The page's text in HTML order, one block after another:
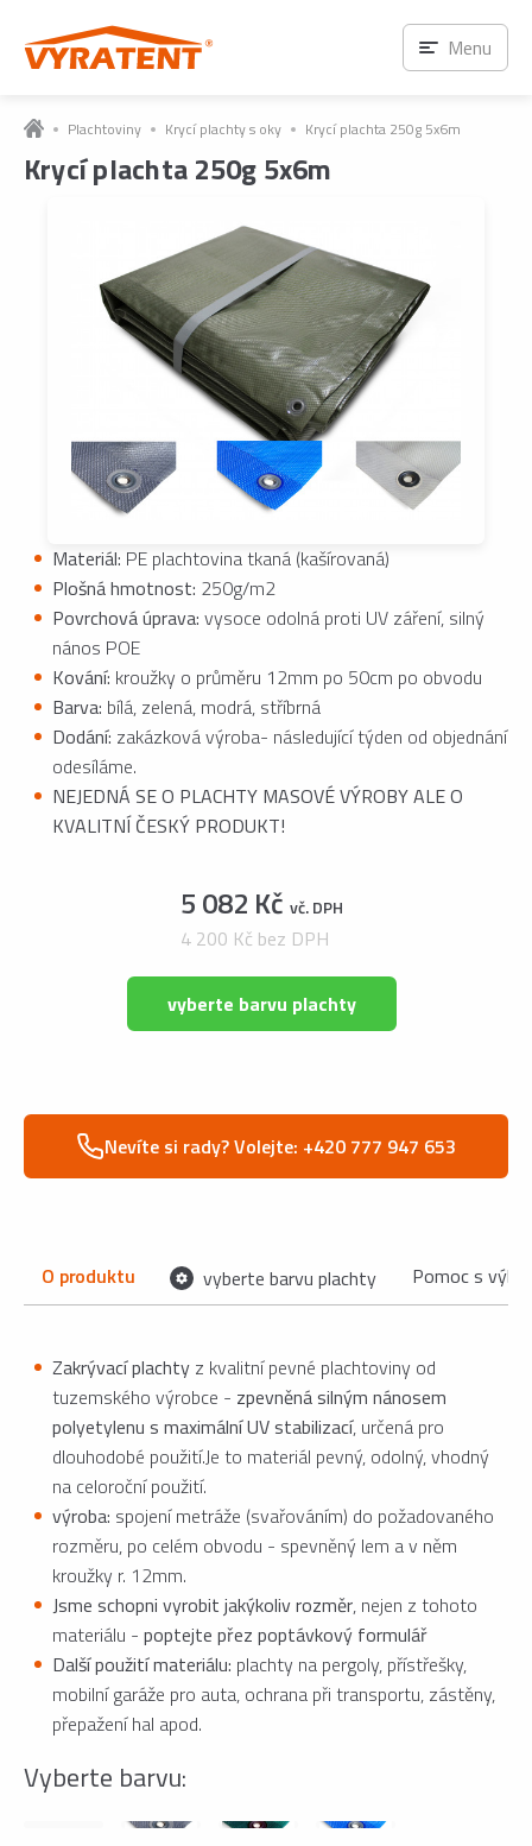
Plachtoviny Krycí plachty s oky Krycí plachta 250g 5x6m
Krycí plachta 250g 5x6m
Materiál: PE plachtovina tkaná (kašírovaná)
Plošná hmotnost: 250g/m2
Povrchová úprava: vysoce odolná proti UV záření, silný
nános POE
Kování: kroužky o průměru 12mm po 50cm po obvodu
Barva: bílá, zelená, modrá, stříbrná
Dodání: zakázková výroba- následující týden od objednání
odesíláme.
NEJEDNÁ SE O PLACHTY MASOVÉ VÝROBY ALE O
KVALITNÍ ČESKÝ PRODUKT!
5 082 Kč vč. DPH
4 200 Kč bez DPH
vyberte barvu plachty
Nevíte si rady? Volejte: +420 777 947 653
O produktu vyberte barvu plachty Pomoc s
Zakrývací plachty z kvalitní pevné plachtoviny od
tuzemského výrobce - zpevněná silným nánosem
polyetylenu s maximální UV stabilizací, určená pro
dlouhodobé použití.Je to materiál pevný, odolný, vhodný
na celoroční použití.
výroba: spojení metráže (svařováním) do požadovaného
rozměru, po celém obvodu - spevněný lem a v něm
kroužky r. 12mm.
Jsme schopni vyrobit jakýkoliv rozměr, nejen z tohoto
materiálu - poptejte přez poptávkový formulář
Další použití materiálu: plachty na pergoly, přístřešky,
mobilní garáže pro auta, ochrana při transportu, zástěny,
přepažení hal apod.
Vyberte barvu:
Menu